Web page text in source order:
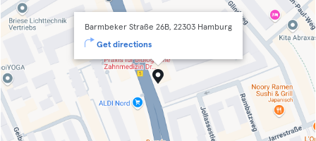
Barmbeker Straße 26B, 22303 Hamburg
Get directions